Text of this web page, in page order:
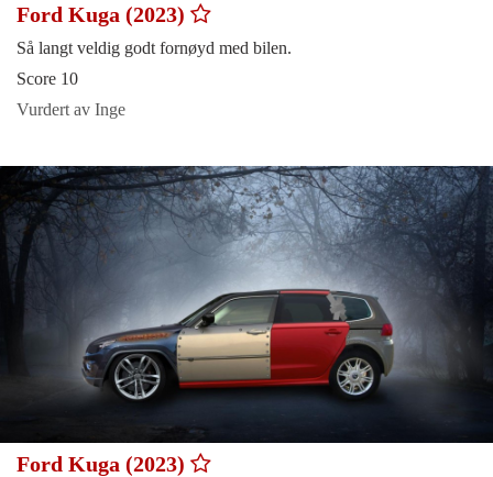
Ford Kuga (2023)
Så langt veldig godt fornøyd med bilen.
Score 10
Vurdert av Inge
Ford Kuga (2023)